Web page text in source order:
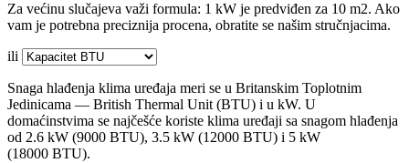
Za većinu slučajeva važi formula: 1 kW je predviđen za 10 m2. Ako
vam je potrebna preciznija procena, obratite se našim stručnjacima.
ili
Snaga hlađenja klima uređaja meri se u Britanskim Toplotnim
Jedinicama — British Thermal Unit (BTU) i u kW. U
domaćinstvima se najčešće koriste klima uređaji sa snagom hlađenja
od 2.6 kW (9000 BTU), 3.5 kW (12000 BTU) i 5 kW
(18000 BTU).